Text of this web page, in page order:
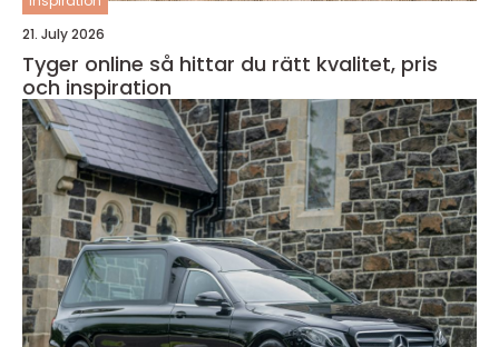
21. July 2026
Tyger online så hittar du rätt kvalitet, pris
och inspiration